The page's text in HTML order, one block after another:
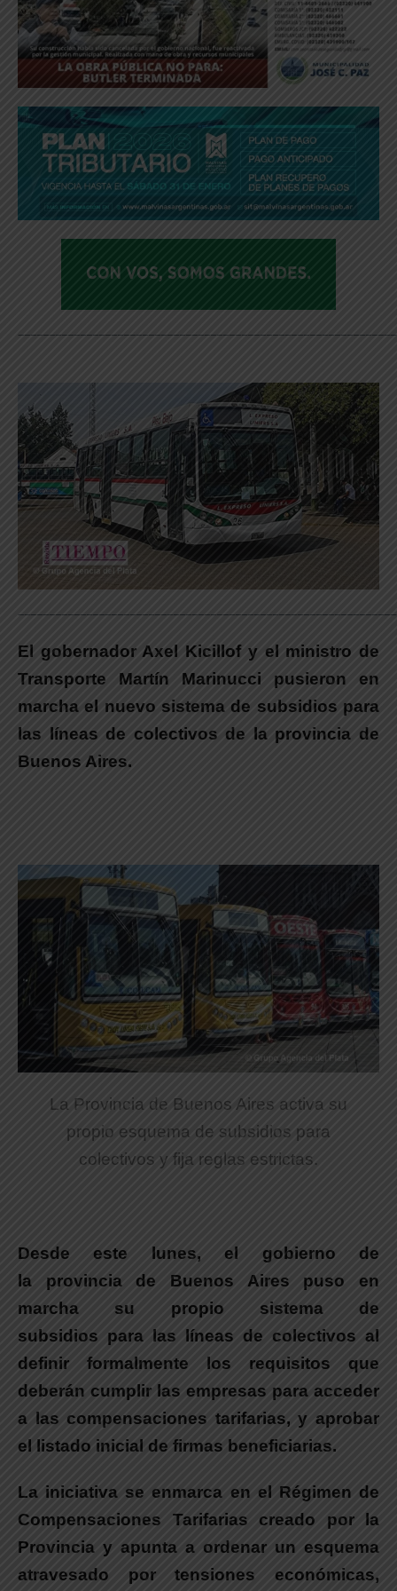
El gobernador Axel Kicillof y el ministro de
Transporte Martín Marinucci pusieron en
marcha el nuevo sistema de subsidios para
las líneas de colectivos de la provincia de
Buenos Aires.
La Provincia de Buenos Aires activa su
propio esquema de subsidios para
colectivos y fija reglas estrictas.
Desde este lunes, el gobierno de
la provincia de Buenos Aires puso en
marcha su propio sistema de
subsidios para las líneas de colectivos al
definir formalmente los requisitos que
deberán cumplir las empresas para acceder
a las compensaciones tarifarias, y aprobar
el listado inicial de firmas beneficiarias.
La iniciativa se enmarca en el Régimen de
Compensaciones Tarifarias creado por la
Provincia y apunta a ordenar un esquema
atravesado por tensiones económicas,